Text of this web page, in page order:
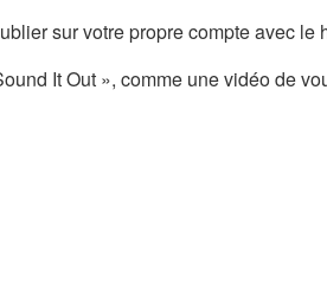
sur votre propre compte avec le
It Out », comme une vidéo de